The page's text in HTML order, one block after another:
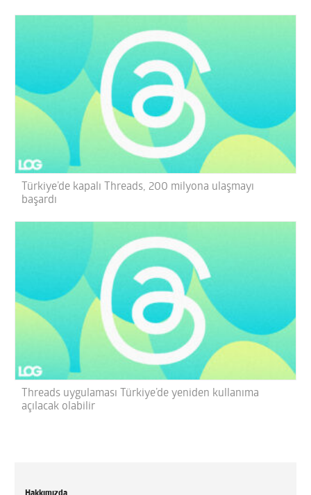
Türkiye’de kapalı Threads, 200 milyona ulaşmayı
başardı
Threads uygulaması Türkiye’de yeniden kullanıma
açılacak olabilir